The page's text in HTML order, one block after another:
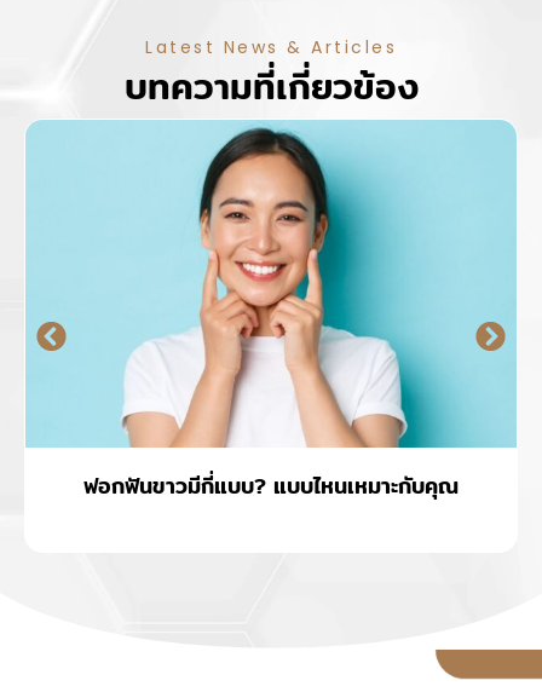
Latest News & Articles
บทความที่เกี่ยวข้อง
ฟอกฟันขาวมีกี่แบบ? แบบไหนเหมาะกับคุณ